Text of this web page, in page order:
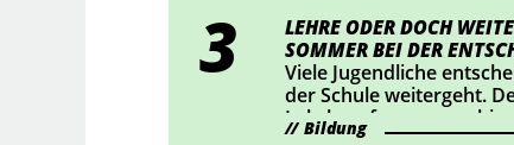
LEHRE ODER DOCH
SOMMER BEI DER
Viele Jugendliche
der Schule weitergeht.
Lehrberufe
Bildung